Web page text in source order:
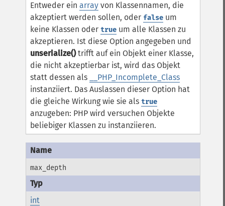
Entweder einarray von Klassennamen, die
akzeptiert werden sollen, oder false um
keine Klassen odertrue um alle Klassen zu
akzeptieren. Ist diese Option angegeben und
unserialize()trifft auf ein Objekt einer Klasse,
die nicht akzeptierbar ist, wird das Objekt
statt dessen als
__PHP_Incomplete_Class
instanziiert. Das Auslassen dieser Option hat
die gleiche Wirkung wie sie alstrue
anzugeben: PHP wird versuchen Objekte
beliebiger Klassen zu instanziieren.
max_depth
int